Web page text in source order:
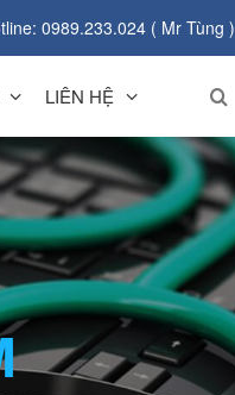
0989.233.024 ( Mr Tùng )
LIÊN HỆ